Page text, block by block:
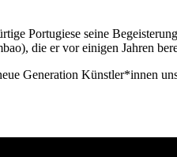
Portugiese seine
die er vor einigen Jahren
Generation Künstler*innen